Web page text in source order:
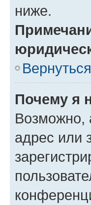
ниже.
Почему я
Возможно,
адрес или